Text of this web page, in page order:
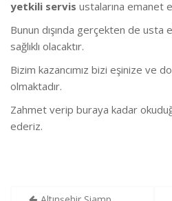
yetkili servis ustalarına emanet
Bunun dışında gerçekten de
sağlıklı olacaktır.
Bizim kazancımız bizi eşinize ve
olmaktadır.
Zahmet verip buraya kadar
ederiz.
Yazı